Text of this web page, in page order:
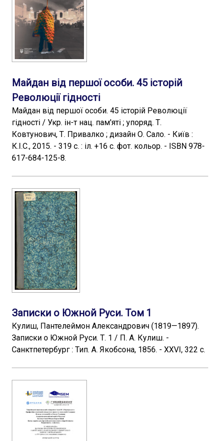
Майдан від першої особи. 45 історій
Революції гідності
Майдан від першої особи. 45 історій Революції
гідності / Укр. ін-т нац. пам'яті ; упоряд. Т.
Ковтунович, Т. Привалко ; дизайн О. Сало. - Київ :
К.І.С., 2015. - 319 с. : іл. +16 с. фот. кольор. - ISBN 978-
617-684-125-8.
Записки о Южной Руси. Том 1
Кулиш, Пантелеймон Александрович (1819—1897).
Записки о Южной Руси. Т. 1 / П. А. Кулиш. -
Санктпетербург : Тип. А. Якобсона, 1856. - XXVI, 322 с.